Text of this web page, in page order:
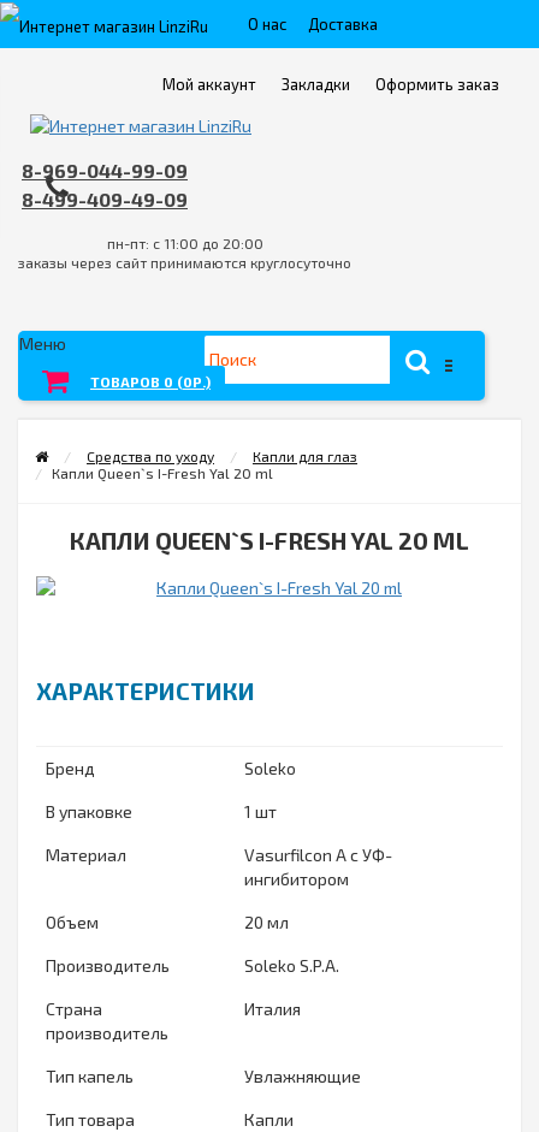
О нас Доставка
Оплата
Мой аккаунт Закладки Оформить заказ
8-969-044-99-09
8-499-409-49-09
пн-пт: с 11:00 до 20:00
заказы через сайт принимаются круглосуточно
ТОВАРОВ 0 (0Р.)
Меню
Средства по уходу
Капли для глаз
Капли Queen`s I-Fresh Yal 20 ml
КАПЛИ QUEEN`S I-FRESH YAL 20 ML
ХАРАКТЕРИСТИКИ
Бренд Soleko
В упаковке 1 шт
Материал
Vasurfilcon A с УФ-
ингибитором
Объем 20 мл
Производитель Soleko S.P.A.
Страна
производитель
Италия
Тип капель Увлажняющие
Тип товара Капли